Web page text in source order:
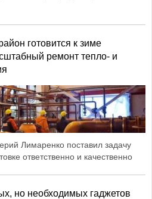
готовится к зиме
ремонт тепло- и
Лимаренко поставил задачу
ответственно и качественно
но необходимых гаджетов